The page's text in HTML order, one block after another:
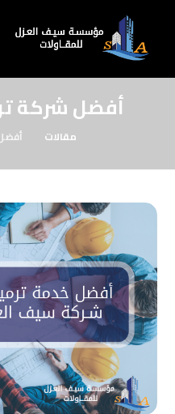
أفضل شركة
مقالات